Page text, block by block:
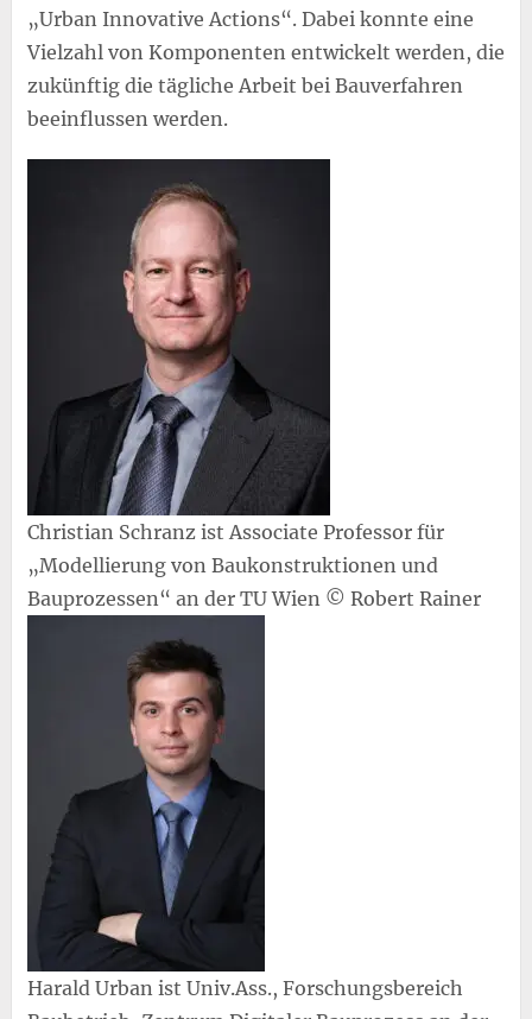
„Urban Innovative Actions“. Dabei konnte eine
Vielzahl von Komponenten entwickelt werden, die
zukünftig die tägliche Arbeit bei Bauverfahren
beeinflussen werden.
Christian Schranz ist Associate Professor für
„Modellierung von Baukonstruktionen und
Bauprozessen“ an der TU Wien © Robert Rainer
Harald Urban ist Univ.Ass., Forschungsbereich